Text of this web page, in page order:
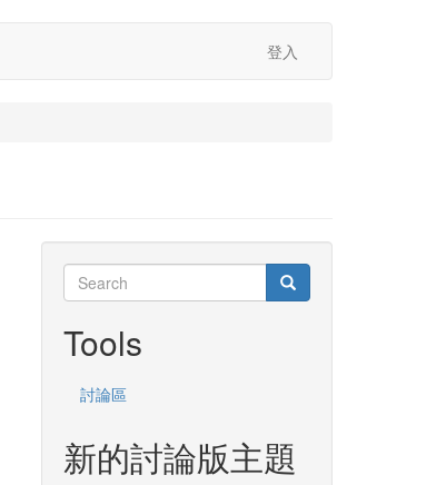
登入
Search
Search Search
Tools
討論區
新的討論版主題